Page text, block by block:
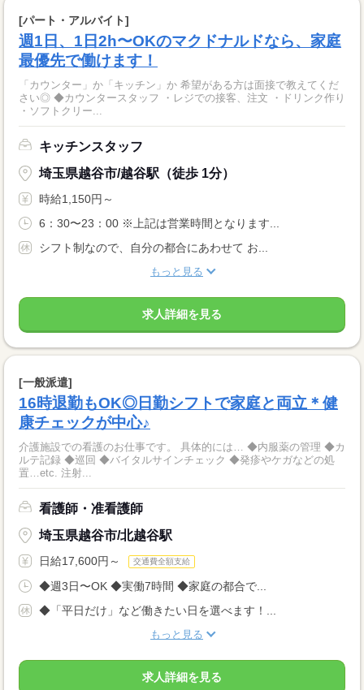
[パート・アルバイト]
週1日、1日2h〜OKのマクドナルドなら、家庭
最優先で働けます！
「カウンター」か「キッチン」か 希望がある方は面接で教えてくだ
さい◎ ◆カウンタースタッフ ・レジでの接客、注文 ・ドリンク作り
・ソフトクリー...
キッチンスタッフ
埼玉県越谷市/越谷駅（徒歩 1分）
時給1,150円～
6：30〜23：00 ※上記は営業時間となります...
シフト制なので、自分の都合にあわせて お...
もっと見る
求人詳細を見る
[一般派遣]
16時退勤もOK◎日勤シフトで家庭と両立＊健
康チェックが中心♪
介護施設での看護のお仕事です。 具体的には… ◆内服薬の管理 ◆カ
ルテ記録 ◆巡回 ◆バイタルサインチェック ◆発疹やケガなどの処
置…etc. 注射...
看護師・准看護師
埼玉県越谷市/北越谷駅
日給17,600円～ 交通費全額支給
◆週3日〜OK ◆実働7時間 ◆家庭の都合で...
◆「平日だけ」など働きたい日を選べます！...
もっと見る
求人詳細を見る